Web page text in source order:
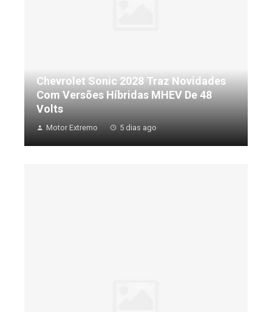
Chevrolet Sonic 2028 Traz Novidades
Com Versões Híbridas MHEV De 48
Volts
Motor Extremo 5 dias ago